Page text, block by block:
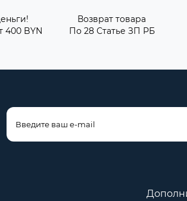
400 BYN
Возврат товара
По 28 Статье ЗП РБ